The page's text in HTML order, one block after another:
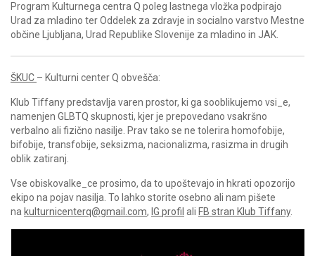
Program Kulturnega centra Q poleg lastnega vložka podpirajo
Urad za mladino ter Oddelek za zdravje in socialno varstvo Mestne
občine Ljubljana, Urad Republike Slovenije za mladino in JAK.
ŠKUC – Kulturni center Q obvešča:
Klub Tiffany predstavlja varen prostor, ki ga sooblikujemo vsi_e,
namenjen GLBTQ skupnosti, kjer je prepovedano vsakršno
verbalno ali fizično nasilje. Prav tako se ne tolerira homofobije,
bifobije, transfobije, seksizma, nacionalizma, rasizma in drugih
oblik zatiranj.
Vse obiskovalke_ce prosimo, da to upoštevajo in hkrati opozorijo
ekipo na pojav nasilja. To lahko storite osebno ali nam pišete
na kulturnicenterq@gmail.com, IG profil ali FB stran Klub Tiffany.